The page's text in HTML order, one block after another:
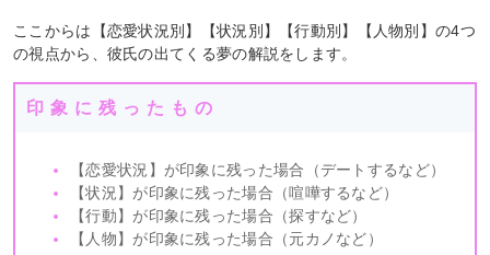
ここからは【恋愛状況別】【状況別】【行動別】【人物別】の4つ
の視点から、彼氏の出てくる夢の解説をします。
印象に残ったもの
【恋愛状況】が印象に残った場合（デートするなど）
【状況】が印象に残った場合（喧嘩するなど）
【行動】が印象に残った場合（探すなど）
【人物】が印象に残った場合（元カノなど）